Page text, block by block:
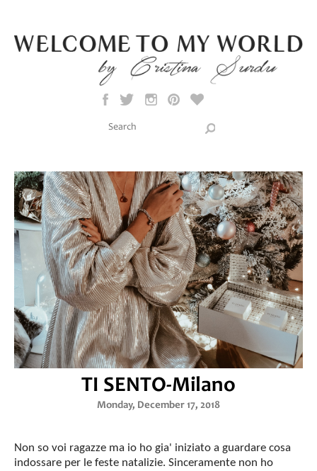
Search this site
TI SENTO-Milano
Monday, December 17, 2018
Non so voi ragazze ma io ho gia' iniziato a guardare cosa
indossare per le feste natalizie. Sinceramente non ho